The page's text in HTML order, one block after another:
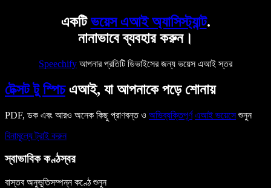
একটিভয়েস এআই অ্যাসিস্ট্যান্ট.
নানাভাবে ব্যবহার করুন।
Speechify আপনার প্রতিটি ডিভাইসের জন্য ভয়েস এআই স্তর
টেক্সট টু স্পিচএআই, যা আপনাকে পড়ে শোনায়
PDF, ডক এবং আরও অনেক কিছু প্রাণবন্ত ও অভিব্যক্তিপূর্ণ এআই ভয়েসেশুনুন
বিনামূল্যে ট্রাই করুন
স্বাভাবিক কণ্ঠস্বর
বাস্তব অনুভূতিসম্পন্ন কণ্ঠে শুনুন